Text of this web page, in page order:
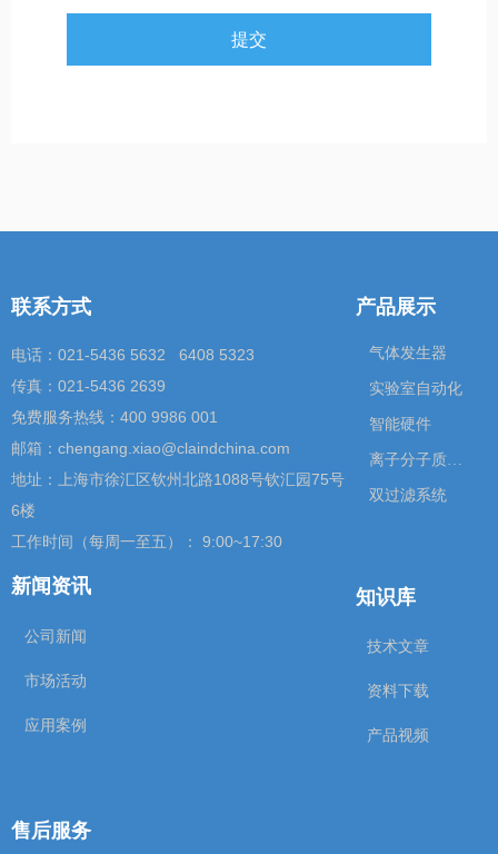
提交
联系方式
电话：021-5436 5632 6408 5323
传真：021-5436 2639
免费服务热线：400 9986 001
邮箱：chengang.xiao@claindchina.com
地址：上海市徐汇区钦州北路1088号钦汇园75号
6楼
工作时间（每周一至五）： 9:00~17:30
产品展示
气体发生器
实验室自动化
智能硬件
离子分子质谱仪
双过滤系统
新闻资讯
公司新闻
市场活动
应用案例
技术文章
资料下载
产品视频
知识库
售后服务